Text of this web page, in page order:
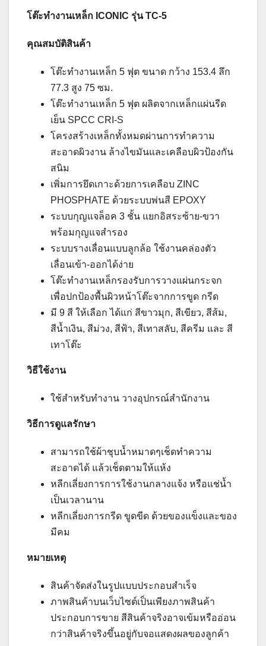
โต๊ะทำงานเหล็ก ICONIC รุ่น TC-5
คุณสมบัติสินค้า
โต๊ะทำงานเหล็ก 5 ฟุต ขนาด กว้าง 153.4 ลึก
77.3 สูง 75 ซม.
โต๊ะทำงานเหล็ก 5 ฟุต ผลิตจากเหล็กแผ่นรีด
เย็น SPCC CRI-S
โครงสร้างเหล็กทั้งหมดผ่านการทำความ
สะอาดผิวงาน ล้างไขมันและเคลือบผิวป้องกัน
สนิม
เพิ่มการยึดเกาะด้วยการเคลือบ ZINC
PHOSPHATE ด้วยระบบพ่นสี EPOXY
ระบบกุญแจล็อค 3 ชั้น แยกอิสระซ้าย-ขวา
พร้อมกุญแจสำรอง
ระบบรางเลื่อนแบบลูกล้อ ใช้งานคล่องตัว
เลื่อนเข้า-ออกได้ง่าย
โต๊ะทำงานเหล็กรองรับการวางแผ่นกระจก
เพื่อปกป้องพื้นผิวหน้าโต๊ะจากการขูด กรีด
มี 9 สี ให้เลือก ได้แก่ สีขาวมุก, สีเขียว, สีส้ม,
สีน้ำเงิน, สีม่วง, สีฟ้า, สีเทาสลับ, สีครีม และ สี
เทาโต๊ะ
วิธีใช้งาน
ใช้สำหรับทำงาน วางอุปกรณ์สำนักงาน
วิธีการดูแลรักษา
สามารถใช้ผ้าชุบน้ำหมาดๆเช็ดทำความ
สะอาดได้ แล้วเช็ดตามให้แห้ง
หลีกเลี่ยงการการใช้งานกลางแจ้ง หรือแช่น้ำ
เป็นเวลานาน
หลีกเลี่ยงการกรีด ขูดขีด ด้วยของแข็งและของ
มีคม
หมายเหตุ
สินค้าจัดส่งในรูปแบบประกอบสำเร็จ
ภาพสินค้าบนเว็บไซต์เป็นเพียงภาพสินค้า
ประกอบการขาย สีสินค้าจริงอาจเข้มหรืออ่อน
กว่าสินค้าจริงขึ้นอยู่กับจอแสดงผลของลูกค้า